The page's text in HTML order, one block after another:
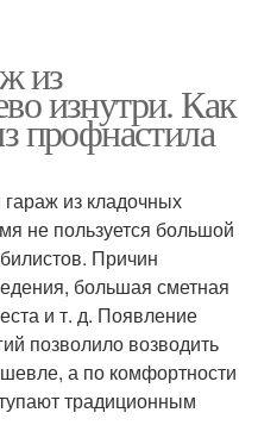
из
изнутри. Как
профнастила
из кладочных
не пользуется большой
Причин
большая сметная
и т. д. Появление
позволило возводить
а по комфортности
традиционным